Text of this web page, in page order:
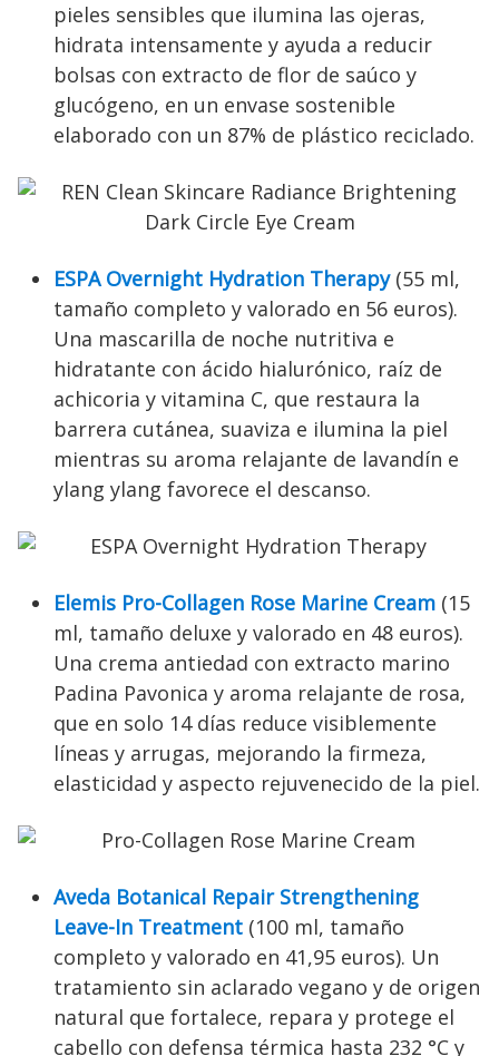
pieles sensibles que ilumina las ojeras,
hidrata intensamente y ayuda a reducir
bolsas con extracto de flor de saúco y
glucógeno, en un envase sostenible
elaborado con un 87% de plástico reciclado.
ESPA Overnight Hydration Therapy(55 ml,
tamaño completo y valorado en 56 euros).
Una mascarilla de noche nutritiva e
hidratante con ácido hialurónico, raíz de
achicoria y vitamina C, que restaura la
barrera cutánea, suaviza e ilumina la piel
mientras su aroma relajante de lavandín e
ylang ylang favorece el descanso.
Elemis Pro-Collagen Rose Marine Cream (15
ml, tamaño deluxe y valorado en 48 euros).
Una crema antiedad con extracto marino
Padina Pavonica y aroma relajante de rosa,
que en solo 14 días reduce visiblemente
líneas y arrugas, mejorando la firmeza,
elasticidad y aspecto rejuvenecido de la piel.
Aveda Botanical Repair Strengthening
Leave-In Treatment (100 ml, tamaño
completo y valorado en 41,95 euros). Un
tratamiento sin aclarado vegano y de origen
natural que fortalece, repara y protege el
cabello con defensa térmica hasta 232 °C y